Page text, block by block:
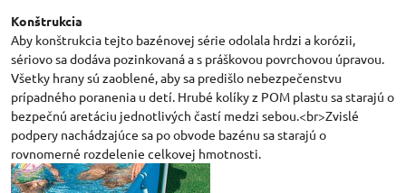
Konštrukcia
Aby konštrukcia tejto bazénovej série odolala hrdzi a korózii,
sériovo sa dodáva pozinkovaná a s práškovou povrchovou úpravou.
Všetky hrany sú zaoblené, aby sa predišlo nebezpečenstvu
prípadného poranenia u detí. Hrubé kolíky z POM plastu sa starajú o
bezpečnú aretáciu jednotlivých častí medzi sebou.<br>Zvislé
podpery nachádzajúce sa po obvode bazénu sa starajú o
rovnomerné rozdelenie celkovej hmotnosti.